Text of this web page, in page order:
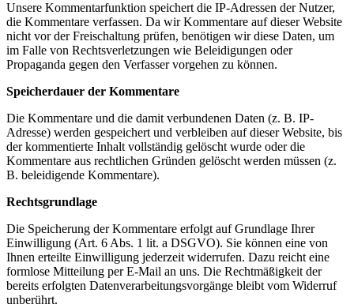
Unsere Kommentarfunktion speichert die IP-Adressen der Nutzer,
die Kommentare verfassen. Da wir Kommentare auf dieser Website
nicht vor der Freischaltung prüfen, benötigen wir diese Daten, um
im Falle von Rechtsverletzungen wie Beleidigungen oder
Propaganda gegen den Verfasser vorgehen zu können.
Speicherdauer der Kommentare
Die Kommentare und die damit verbundenen Daten (z. B. IP-
Adresse) werden gespeichert und verbleiben auf dieser Website, bis
der kommentierte Inhalt vollständig gelöscht wurde oder die
Kommentare aus rechtlichen Gründen gelöscht werden müssen (z.
B. beleidigende Kommentare).
Rechtsgrundlage
Die Speicherung der Kommentare erfolgt auf Grundlage Ihrer
Einwilligung (Art. 6 Abs. 1 lit. a DSGVO). Sie können eine von
Ihnen erteilte Einwilligung jederzeit widerrufen. Dazu reicht eine
formlose Mitteilung per E-Mail an uns. Die Rechtmäßigkeit der
bereits erfolgten Datenverarbeitungsvorgänge bleibt vom Widerruf
unberührt.